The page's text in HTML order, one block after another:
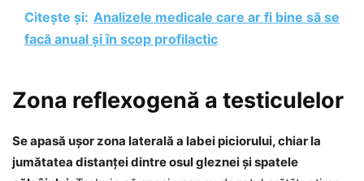
Citește și: Analizele medicale care ar fi bine să se
facă anual și în scop profilactic
Zona reflexogenă a testiculelor
Se apasă ușor zona laterală a labei piciorului, chiar la
jumătatea distanței dintre osul gleznei și spatele